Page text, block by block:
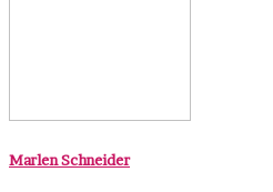
Marlen Schneider